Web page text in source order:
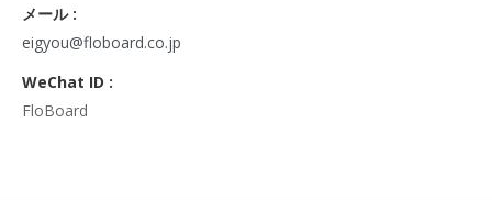
6. 個人情報における任意性について
個人情報のご提供は、ご本人の任意です。ただし、必須項目を
ご入力頂けない場合は本フォームをご利用頂けませんので、ご
了承ください。
メール :
eigyou@floboard.co.jp
WeChat ID :
FloBoard